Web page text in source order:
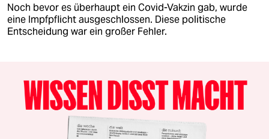
Noch bevor es überhaupt ein Covid-Vakzin gab, wurde
eine Impfpflicht ausgeschlossen. Diese politische
Entscheidung war ein großer Fehler.